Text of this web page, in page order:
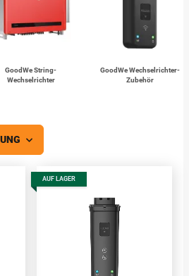
GoodWe String-
Wechselrichter
GoodWe Wechselrichter-
Zubehör
AUF LAGER